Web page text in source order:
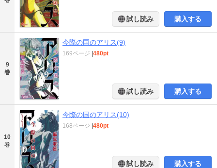
試し読み 購入する
9
巻
今際の国のアリス(9)
169ページ 480pt
試し読み 購入する
10
巻
今際の国のアリス(10)
168ページ 480pt
試し読み 購入する